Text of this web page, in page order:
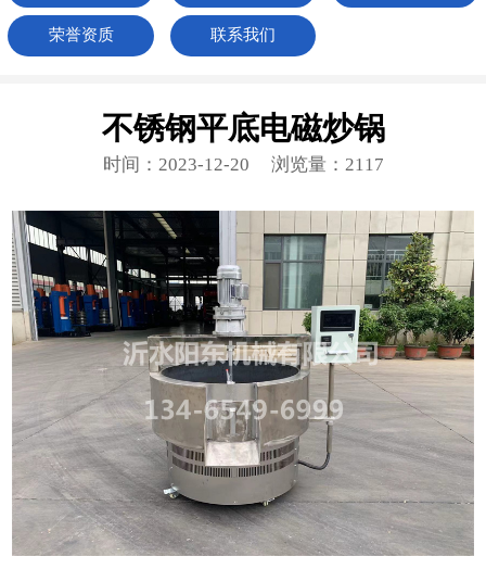
联系我们
荣誉资质 联系我们
不锈钢平底电磁炒锅
时间：2023-12-20 浏览量：2117